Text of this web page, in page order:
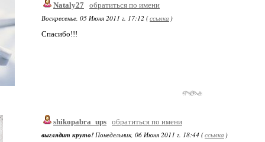
Nataly27
обратиться по имени
Воскресенье, 05 Июня 2011 г. 17:12 (ссылка )
Спасибо!!!
shikopabra_ups обратиться по имени
выглядит круто! Понедельник, 06 Июня 2011 г. 18:44 (ссылка )